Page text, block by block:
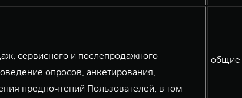
сервисного и послепродажного
опросов, анкетирования,
предпочтений Пользователей, в том
общие